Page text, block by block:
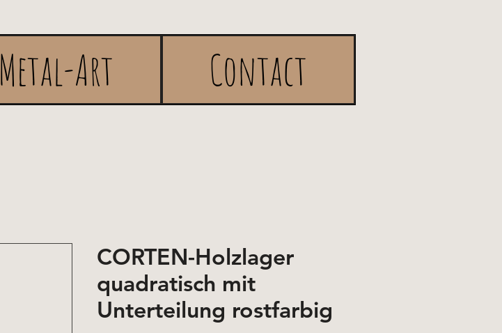
Metal-Art Contact
CORTEN-Holzlager
quadratisch mit
Unterteilung rostfarbig